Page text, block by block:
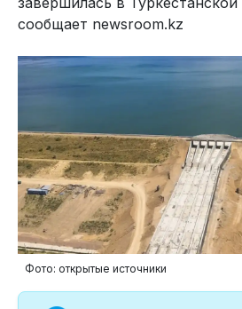
сообщает newsroom.kz
Фото: открытые источники